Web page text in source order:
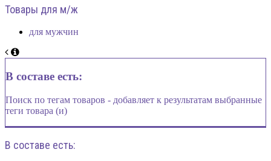
Товары для м/ж
для мужчин
В составе есть:
Поиск по тегам товаров - добавляет к результатам выбранные
теги товара (и)
В составе есть: